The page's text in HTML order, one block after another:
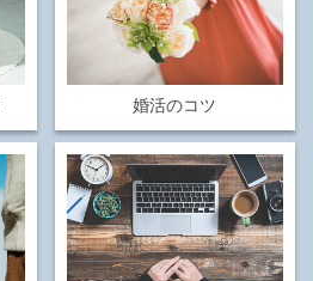
婚活のコツ